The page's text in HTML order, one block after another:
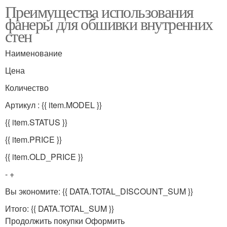
Преимущества использования
фанеры для обшивки внутренних
стен
Наименование
Цена
Количество
Артикул : {{ item.MODEL }}
{{ item.STATUS }}
{{ item.PRICE }}
{{ item.OLD_PRICE }}
- +
Вы экономите: {{ DATA.TOTAL_DISCOUNT_SUM }}
Итого: {{ DATA.TOTAL_SUM }}
Продолжить покупки Оформить